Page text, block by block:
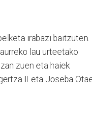
irabazi baitzuten.
lau urteetako
zuen eta haiek
II eta Joseba